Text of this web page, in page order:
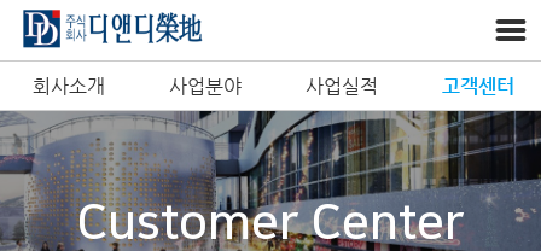
회사소개 사업분야 사업실적 고객센터
Customer Center